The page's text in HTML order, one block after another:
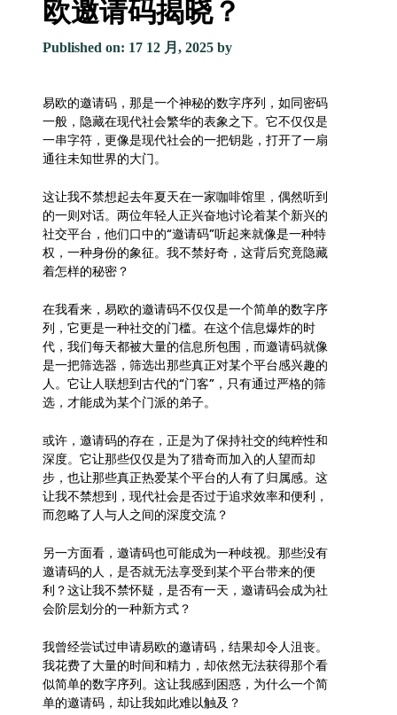
欧邀请码揭晓？
Published on: 17 12 月, 2025 by
易欧的邀请码，那是一个神秘的数字序列，如同密码
一般，隐藏在现代社会繁华的表象之下。它不仅仅是
一串字符，更像是现代社会的一把钥匙，打开了一扇
通往未知世界的大门。
这让我不禁想起去年夏天在一家咖啡馆里，偶然听到
的一则对话。两位年轻人正兴奋地讨论着某个新兴的
社交平台，他们口中的“邀请码”听起来就像是一种特
权，一种身份的象征。我不禁好奇，这背后究竟隐藏
着怎样的秘密？
在我看来，易欧的邀请码不仅仅是一个简单的数字序
列，它更是一种社交的门槛。在这个信息爆炸的时
代，我们每天都被大量的信息所包围，而邀请码就像
是一把筛选器，筛选出那些真正对某个平台感兴趣的
人。它让人联想到古代的“门客”，只有通过严格的筛
选，才能成为某个门派的弟子。
或许，邀请码的存在，正是为了保持社交的纯粹性和
深度。它让那些仅仅是为了猎奇而加入的人望而却
步，也让那些真正热爱某个平台的人有了归属感。这
让我不禁想到，现代社会是否过于追求效率和便利，
而忽略了人与人之间的深度交流？
另一方面看，邀请码也可能成为一种歧视。那些没有
邀请码的人，是否就无法享受到某个平台带来的便
利？这让我不禁怀疑，是否有一天，邀请码会成为社
会阶层划分的一种新方式？
我曾经尝试过申请易欧的邀请码，结果却令人沮丧。
我花费了大量的时间和精力，却依然无法获得那个看
似简单的数字序列。这让我感到困惑，为什么一个简
单的邀请码，却让我如此难以触及？